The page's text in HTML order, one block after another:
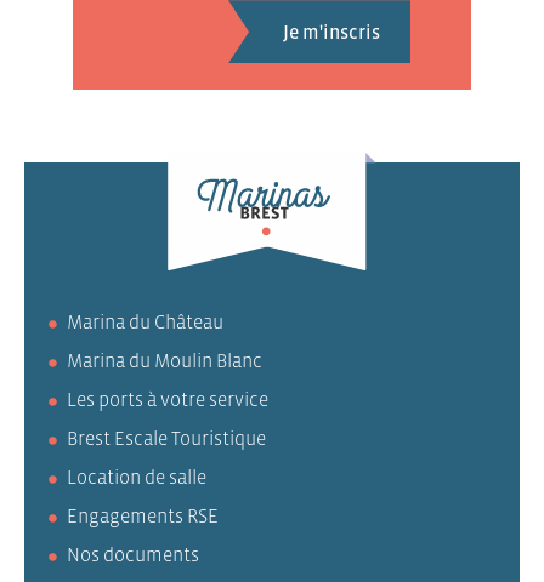
Marina du Château
Marina du Moulin Blanc
Les ports à votre service
Brest Escale Touristique
Location de salle
Engagements RSE
Nos documents